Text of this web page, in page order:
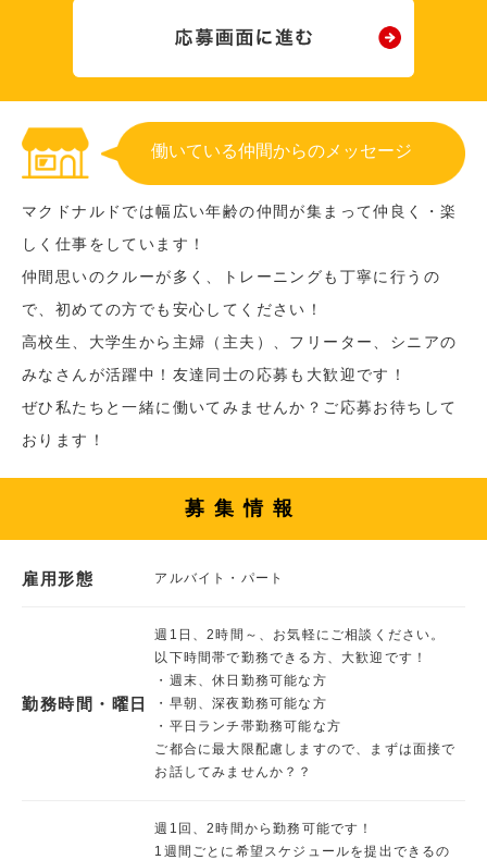
働いている仲間からのメッセージ
マクドナルドでは幅広い年齢の仲間が集まって仲良く・楽
しく仕事をしています！
仲間思いのクルーが多く、トレーニングも丁寧に行うの
で、初めての方でも安心してください！
高校生、大学生から主婦（主夫）、フリーター、シニアの
みなさんが活躍中！友達同士の応募も大歓迎です！
ぜひ私たちと一緒に働いてみませんか？ご応募お待ちして
おります！
募集情報
雇用形態 アルバイト・パート
勤務時間・曜日
週1日、2時間～、お気軽にご相談ください。
以下時間帯で勤務できる方、大歓迎です！
・週末、休日勤務可能な方
・早朝、深夜勤務可能な方
・平日ランチ帯勤務可能な方
ご都合に最大限配慮しますので、まずは面接で
お話してみませんか？？
週1回、2時間から勤務可能です！
1週間ごとに希望スケジュールを提出できるの